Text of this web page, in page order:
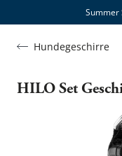
Summer
Hundegeschirre
HILO Set